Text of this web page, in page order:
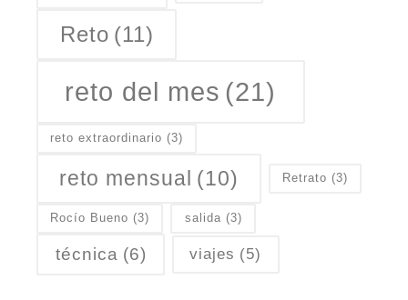
Reto (11)
reto del mes (21)
reto extraordinario (3)
reto mensual (10) Retrato (3)
Rocío Bueno (3) salida (3)
técnica (6) viajes (5)